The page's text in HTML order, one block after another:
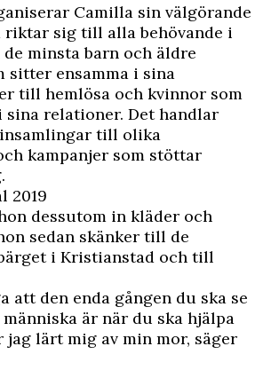
Camilla sin välgörande
riktar sig till alla behövande i
minsta barn och äldre
sitter ensamma i sina
till hemlösa och kvinnor som
relationer. Det handlar
till olika
kampanjer som stöttar
2019
dessutom in kläder och
sedan skänker till de
i Kristianstad och till
att den enda gången du ska se
är när du ska hjälpa
jag lärt mig av min mor, säger